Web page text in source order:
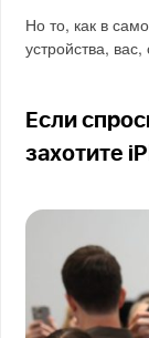
Но то, как в
устройства,
Если
захотите